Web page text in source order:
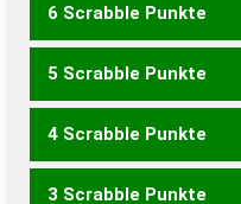
6 Scrabble Punkte
TRANSI
5 Scrabble Punkte
IRANS RITAS SATIN
4 Scrabble Punkte
AIRS ANIS ASTI IRAN
3 Scrabble Punkte